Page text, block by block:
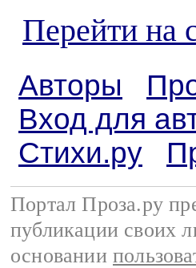
Перейти на
Авторы
Вход для
Стихи.ру
Портал Проза.ру
публикации своих
основании